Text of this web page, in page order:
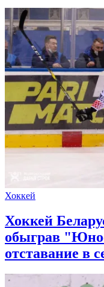
Хоккей
Хоккей
обыграв
отставание в